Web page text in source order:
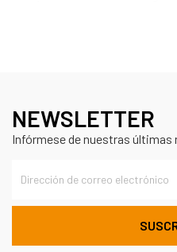
NEWSLETTER
Infórmese de nuestras